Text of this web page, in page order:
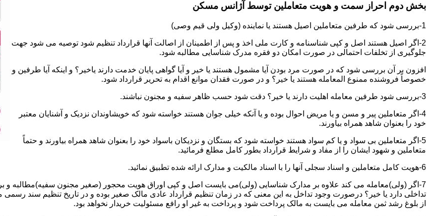
بخش دوم احراز سمت و هویت متعاملین توسط آژانس مسکن
1-بررسی شود که طرفین متعاملین اصیل هستند یا نماینده (وکیل ولی قیم وصی)
2-اگر اصیل هستند اصل و کپی شناسنامه و کارت ملی اخذ و پس از اطمینان از اصالت آنها قرارداد تنظیم شود توصیه می شود جهت
جلوگیری از تخلفات احتمالی در صورت امکان دو فقره مدرک شناسایی مطالبه شود.
افزون بر آن بررسی شود که در صورت مرد بودن آیا مشمول هستند یا خیر و آیا گواهی پایان خدمت دارند یاخیر؟ و اینکه آیا طرفین و
خصوصاً فروشنده ممنوع المعامله هستند یا خیر؟ و در صورت فقدان موانع اقدام به تحریر قرارداد شود.
3-بررسی شود طرفین معامله اهلیت دارند یا خیر؟ دقت شود حسب ظاهر سفیه و مجنون نباشند.
4-اگر متعاملین پیر و مسن و یا مریض احوال بوده و یا آنکه خیلی جوان هستند خواسته شود که خویشاوندان نزدیک و آشنایان معتبر
خود را بعنوان شاهد همراه بیاورند.
5-اگر متعاملین بی سواد و یا کم سواد هستند خواسته شود که بستگان و نزدیکان باسواد خود را بعنوان شاهد همراه بیاورند و حتماً
متعاملین و شهود ایشان را از مفاد و شرایط قرارداد بطور کامل مطلع فرمائید.
6-هویت کامل متعاملین و اسناد سجلی آنها را با اسناد مالکیت و مدارک ارائه شده تطبیق نمائید.
7-اگر (ولی)معامله می کند علاوه بر مدارک شناسایی (ولی)می بایست اصل و کپی اوراق هویت محجور (صغیر مجنون سفیه)مطالبه و
تداخلی دارد یا خیر؟ درصورت وجود تداخل به این معنی که در زمان تنظیم قرارداد عادی مالک صغیر بوده و در تاریخ تنظیم سند
از بلوغ رشد ثمن معامله می بایست به مالک پرداخت شود و پرداخت به غیر او رافع مسئولیت خریدار نخواهد بود.